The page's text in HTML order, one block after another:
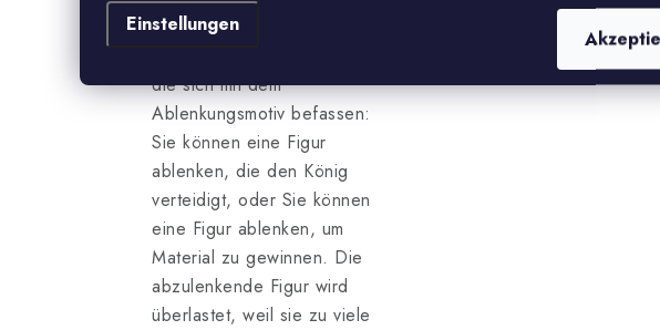
Einstellungen
die sich mit dem
Ablenkungsmotiv befassen:
Sie können eine Figur
ablenken, die den König
verteidigt, oder Sie können
eine Figur ablenken, um
Material zu gewinnen. Die
abzulenkende Figur wird
überlastet, weil sie zu viele